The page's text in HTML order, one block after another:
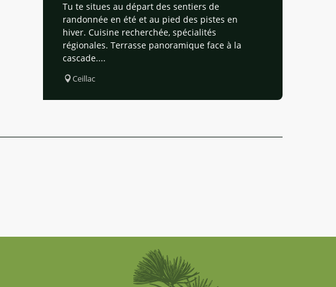
Tu te situes au départ des sentiers de
randonnée en été et au pied des pistes en
hiver. Cuisine recherchée, spécialités
régionales. Terrasse panoramique face à la
cascade....
Ceillac